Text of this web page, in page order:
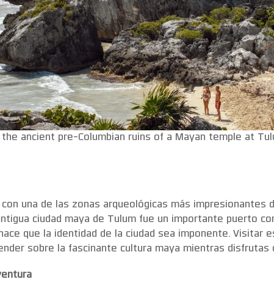
ancient pre-Columbian ruins of a Mayan temple at
una de las zonas arqueológicas más impresionantes
ciudad maya de Tulum fue un importante puerto
que la identidad de la ciudad sea imponente.
sobre la fascinante cultura maya mientras disfrutas